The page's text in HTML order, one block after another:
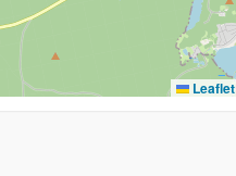
Leaflet